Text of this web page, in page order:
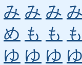
み み み
め も も
ゆ ゆ ゆ